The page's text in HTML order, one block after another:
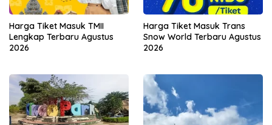
Harga Tiket Masuk TMII
Lengkap Terbaru Agustus
2026
Harga Tiket Masuk Trans
Snow World Terbaru Agustus
2026